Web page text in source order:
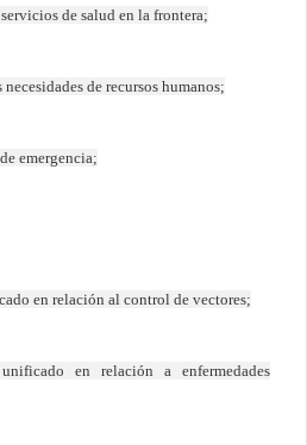
de salud en la frontera;
de recursos humanos;
emergencia;
en relación al control de vectores;
en relación a enfermedades